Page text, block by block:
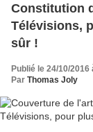
Constitution
Télévisions,
sûr !
Publié le 24/10/2016
Par Thomas Joly